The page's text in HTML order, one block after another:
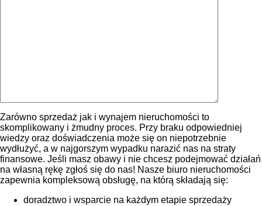
Zarówno sprzedaż jak i wynajem nieruchomości to
skomplikowany i żmudny proces. Przy braku odpowiedniej
wiedzy oraz doświadczenia może się on niepotrzebnie
wydłużyć, a w najgorszym wypadku narazić nas na straty
finansowe. Jeśli masz obawy i nie chcesz podejmować działań
na własną rękę zgłoś się do nas! Nasze biuro nieruchomości
zapewnia kompleksową obsługę, na którą składają się:
doradztwo i wsparcie na każdym etapie sprzedaży